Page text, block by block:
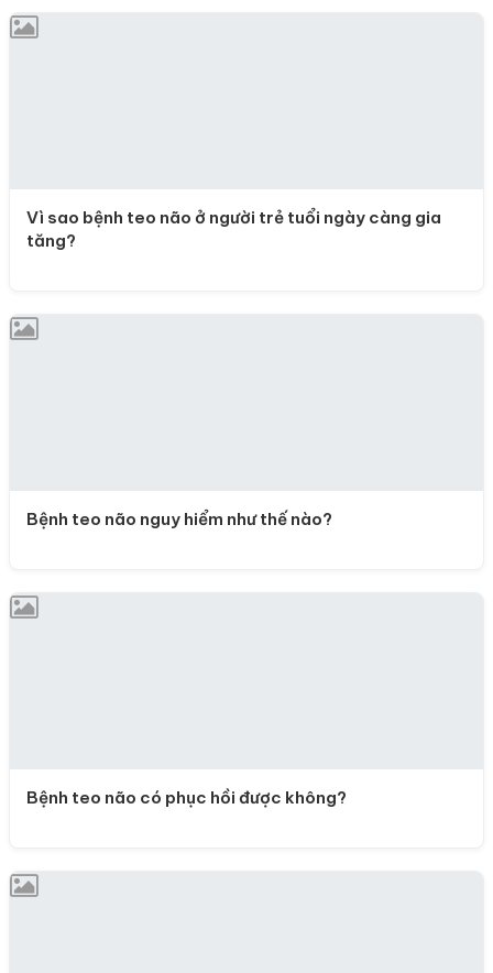
Vì sao bệnh teo não ở người trẻ tuổi ngày càng gia
tăng?
Bệnh teo não nguy hiểm như thế nào?
Bệnh teo não có phục hồi được không?